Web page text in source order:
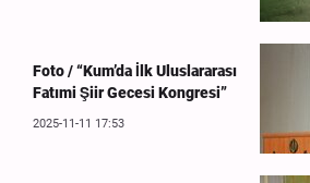
Foto / “Kum’da İlk Uluslararası
Fatımi Şiir Gecesi Kongresi”
2025-11-11 17:53